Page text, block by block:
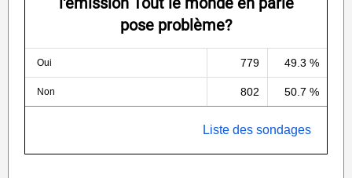
pose problème?
Oui 779 49.3 %
Non 802 50.7 %
Liste des sondages